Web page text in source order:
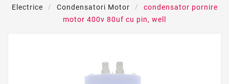
Electrice
Condensatori Motor
condensator pornire
motor 400v 80uf cu pin, well